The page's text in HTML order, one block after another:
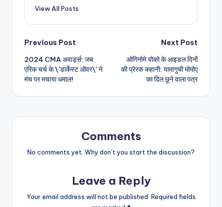
View All Posts
Post
navigation
Previous Post
2024 CMA अवार्ड्स: जब
एरिक चर्च के \’डार्केस्ट ऑवर\’ ने
मंच पर मचाया धमाल!
Next Post
ओगिनोमे योको के आइडल दिनों
की प्रेरक कहानी: यामागुची मोमोए
का दिल छूने वाला पत्र
Comments
No comments yet. Why don’t you start the discussion?
Leave a Reply
Your email address will not be published. Required fields